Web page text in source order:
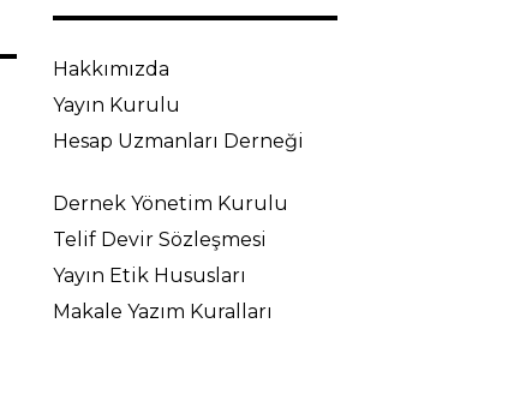
Hakkımızda
Yayın Kurulu
Hesap Uzmanları Derneği
Dernek Yönetim Kurulu
Telif Devir Sözleşmesi
Yayın Etik Hususları
Makale Yazım Kuralları